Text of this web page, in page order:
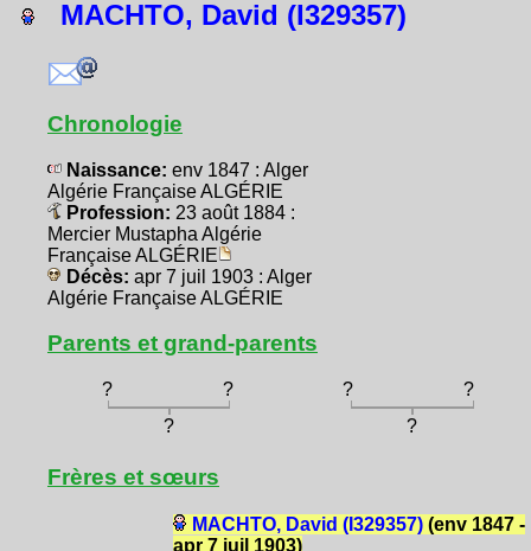
MACHTO, David (I329357)
Chronologie
Naissance: env 1847 : Alger
Algérie Française ALGÉRIE
Profession: 23 août 1884 :
Mercier Mustapha Algérie
Française ALGÉRIE
Décès: apr 7 juil 1903 : Alger
Algérie Française ALGÉRIE
Parents et grand-parents
? ? ?
?
?
?
Frères et sœurs
MACHTO, David (I329357)(env 1847 -
apr 7 juil 1903)